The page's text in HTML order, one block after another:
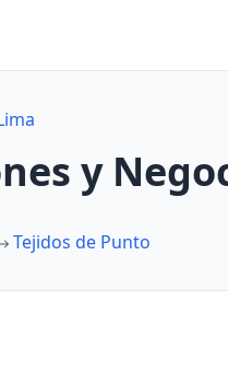
y
Tejidos de Punto